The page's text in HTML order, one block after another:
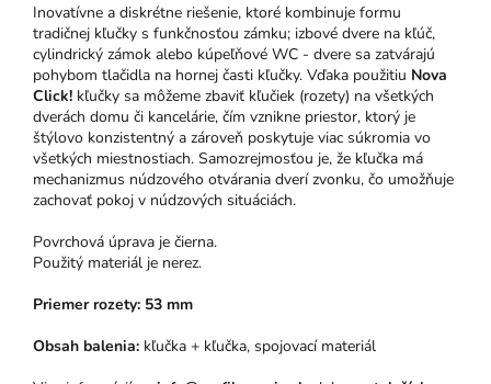
Inovatívne a diskrétne riešenie, ktoré kombinuje formu
tradičnej kľučky s funkčnosťou zámku; izbové dvere na kľúč,
cylindrický zámok alebo kúpeľňové WC - dvere sa zatvárajú
pohybom tlačidla na hornej časti kľučky. Vďaka použitiu Nova
Click! kľučky sa môžeme zbaviť kľučiek (rozety) na všetkých
dverách domu či kancelárie, čím vznikne priestor, ktorý je
štýlovo konzistentný a zároveň poskytuje viac súkromia vo
všetkých miestnostiach. Samozrejmosťou je, že kľučka má
mechanizmus núdzového otvárania dverí zvonku, čo umožňuje
zachovať pokoj v núdzových situáciách.
Povrchová úprava je čierna.
Použitý materiál je nerez.
Priemer rozety: 53 mm
Obsah balenia: kľučka + kľučka, spojovací materiál